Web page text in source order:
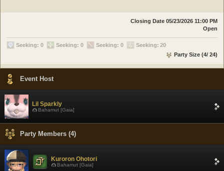
Closing Date05/23/2026 11:00 PM
Open
Seeking: 0 Seeking: 0 Seeking: 0
Seeking: 20
Party Size (4/ 24)
Event Host
Lil Sparkly
Bahamut [Gaia]
Party Members (4)
Kuroron Ohotori
Bahamut [Gaia]